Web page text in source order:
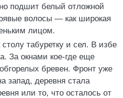
подшит белый отложной
волосы — как широкая
лицом.
табуретку и сел. В избе
За окнами кое-где еще
бревен. Фронт уже
запад, деревня стала
или то, что осталось от